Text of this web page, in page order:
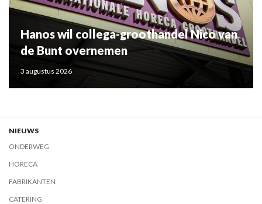
Hanos wil collega-groothandel Nico van
de Bunt overnemen
3 augustus 2026
NIEUWS
ONDERWEG
HORECA
FABRIKANTEN
CATERING